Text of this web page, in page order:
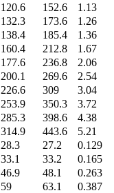
120.6 152.6
1.13
132.3 173.6
1.26
138.4 185.4
1.36
160.4 212.8
1.67
177.6 236.8
2.06
200.1 269.6
2.54
226.6 309
3.04
253.9 350.3
3.72
285.3 398.6
4.38
314.9 443.6
5.21
28.3 27.2
0.129
33.1 33.2
0.165
46.9 48.1
0.263
59 63.1
0.387